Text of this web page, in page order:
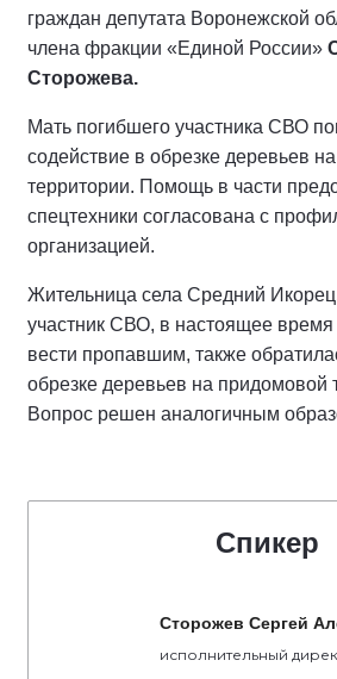
граждан депутата Воронежской
члена фракции «Единой России»
Сторожева.
Мать погибшего участника СВО
содействие в обрезке деревьев
территории. Помощь в части
спецтехники согласована с
организацией.
Жительница села Средний
участник СВО, в настоящее время
вести пропавшим, также
обрезке деревьев на придомовой
Вопрос решен аналогичным
Спикер
Сторожев Сергей
исполнительный